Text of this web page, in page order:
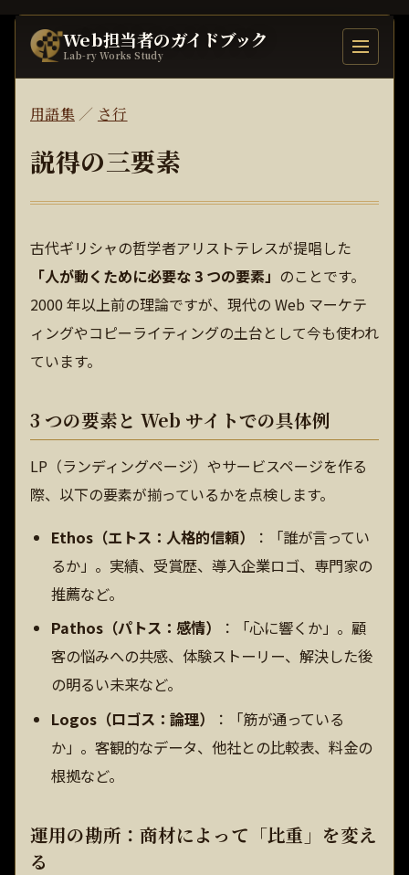
Web担当者のガイドブック
Lab-ry Works Study 目次を開
用語集／ さ行
説得の三要素
古代ギリシャの哲学者アリストテレスが提唱した
「人が動くために必要な 3 つの要素」 のことです。
2000 年以上前の理論ですが、現代の Web マーケテ
ィングやコピーライティングの土台として今も使われ
ています。
3 つの要素と Web サイトでの具体例
LP（ランディングページ）やサービスページを作る
際、以下の要素が揃っているかを点検します。
Ethos（エトス：人格的信頼）
：「誰が言ってい
るか」。実績、受賞歴、導入企業ロゴ、専門家の
推薦など。
Pathos（パトス：感情）
：「心に響くか」。顧
客の悩みへの共感、体験ストーリー、解決した後
の明るい未来など。
Logos（ロゴス：論理）
：「筋が通っている
か」。客観的なデータ、他社との比較表、料金の
根拠など。
運用の勘所：商材によって「比重」を変え
る